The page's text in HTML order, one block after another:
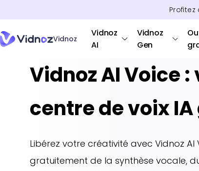
Vidnoz
Vidnoz
AI
Vidnoz
Gen
Vidnoz AI Voice
centre de voix
Libérez votre créativité avec Vidnoz AI
gratuitement de la synthèse vocale,